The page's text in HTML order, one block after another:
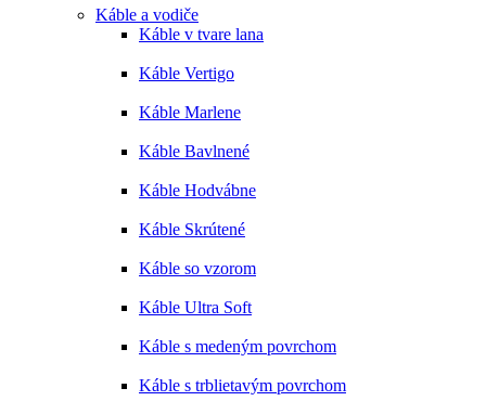
Káble a vodiče
Káble v tvare lana
Káble Vertigo
Káble Marlene
Káble Bavlnené
Káble Hodvábne
Káble Skrútené
Káble so vzorom
Káble Ultra Soft
Káble s medeným povrchom
Káble s trblietavým povrchom